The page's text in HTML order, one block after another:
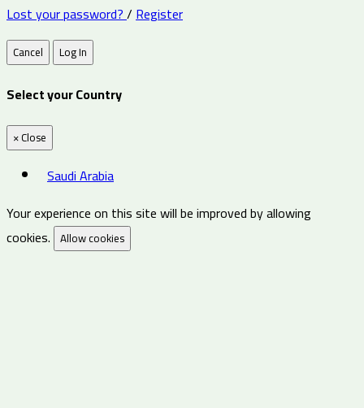
Lost your password?/Register
Cancel Log In
Select your Country
×Close
Saudi Arabia
Your experience on this site will be improved by allowing
cookies. Allow cookies